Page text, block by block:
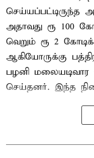
செய்யப்பட்டிருந்த
அதாவது ரூ 100
வெறும் ரூ 2
ஆகியோருக்கு
பழனி
செய்தனர். இந்த